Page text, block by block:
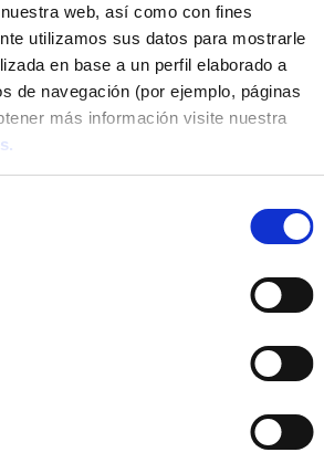
web, así como con fines
utilizamos sus datos para mostrarle
en base a un perfil elaborado a
de navegación (por ejemplo, páginas
más información visite nuestra